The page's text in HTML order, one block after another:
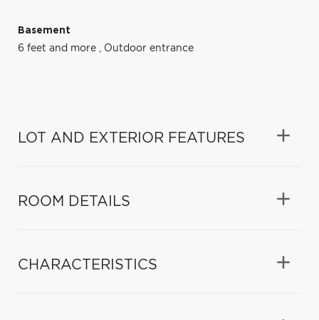
Basement
6 feet and more , Outdoor entrance
LOT AND EXTERIOR FEATURES
ROOM DETAILS
CHARACTERISTICS